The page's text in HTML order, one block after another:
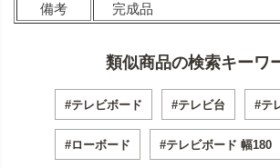
備考
完成品
類似商品の検索キーワ
#テレビボード #テレビ台 #テ
#ローボード #テレビボード 幅180